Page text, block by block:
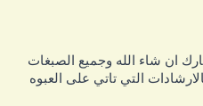
ان شاء الله وجميع الصبغات
التي تاتي على العبوه